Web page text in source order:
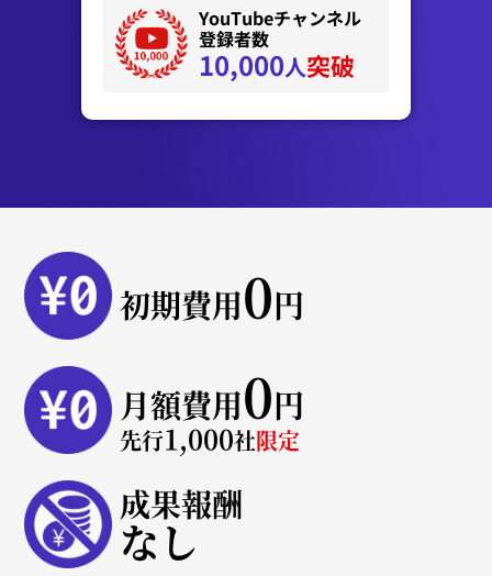
YouTubeチャンネル
登録者数
10,000人突破
初期費用0円
月額費用0円
先行1,000社限定
成果報酬
なし